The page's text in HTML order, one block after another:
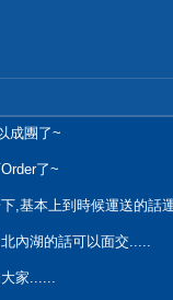
成團了~
了~
,基本上到時候運送的話
內湖的話可以面交.....
家......